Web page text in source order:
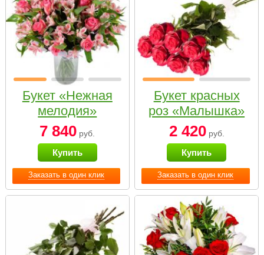
Заказать в один клик
Букет «Нежная
мелодия»
7 840 руб.
Купить
Заказать в один клик
Букет красных
роз «Малышка»
2 420руб.
Купить